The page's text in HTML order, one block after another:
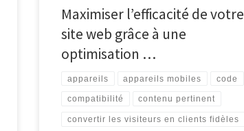
Maximiser l’efficacité de votre
site web grâce à une
optimisation …
appareils appareils mobiles code
compatibilité contenu pertinent
convertir les visiteurs en clients fidèles